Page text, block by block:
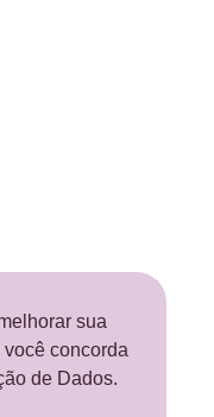
sua
concorda
de Dados.